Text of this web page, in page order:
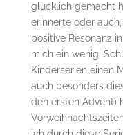
glücklich gemacht
erinnerte oder
positive Resonanz
mich ein wenig.
Kinderserien einen
auch besonders
den ersten Advent)